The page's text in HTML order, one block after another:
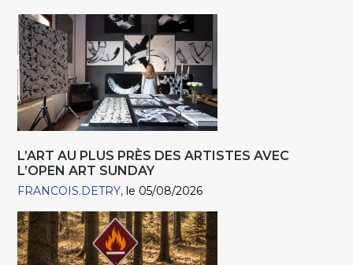
L’ART AU PLUS PRÈS DES ARTISTES AVEC
L’OPEN ART SUNDAY
FRANCOIS.DETRY le 05/08/2026